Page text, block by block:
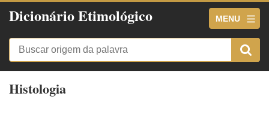
Dicionário Etimológico MENU
Histologia